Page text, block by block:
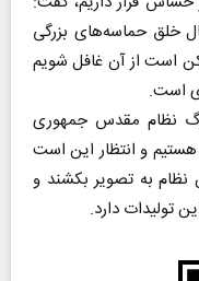
خلق حماسه‌های بزرگی
است از آن غافل شویم
است.
نظام مقدس جمهوری
هستیم و انتظار این است
به تصویر بکشند و
تولیدات دارد.